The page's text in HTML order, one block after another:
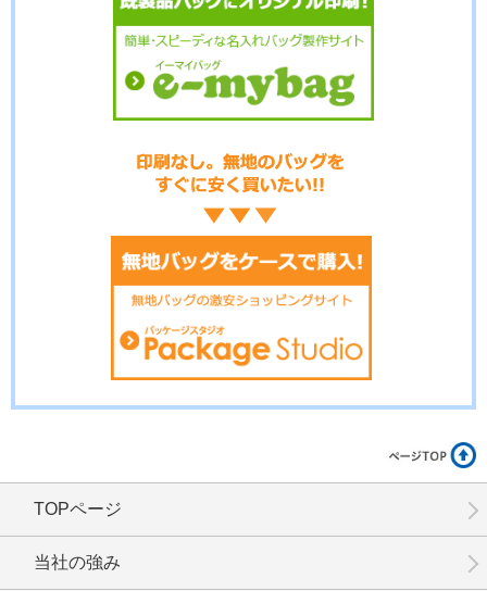
No.3-096 No.3-095
No.3-093
No.3-090 No.3-089
No.3-086
TOPページ
当社の強み